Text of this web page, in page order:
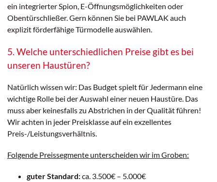
ein integrierter Spion, E-Öffnungsmöglichkeiten oder
Obentürschließer. Gern können Sie bei PAWLAK auch
explizit förderfähige Türmodelle auswählen.
5. Welche unterschiedlichen Preise gibt es bei
unseren Haustüren?
Natürlich wissen wir: Das Budget spielt für Jedermann eine
wichtige Rolle bei der Auswahl einer neuen Haustüre. Das
muss aber keinesfalls zu Abstrichen in der Qualität führen!
Wir achten in jeder Preisklasse auf ein exzellentes
Preis-/Leistungsverhältnis.
Folgende Preissegmente unterscheiden wir im Groben:
guter Standard:ca. 3.500€ – 5.000€